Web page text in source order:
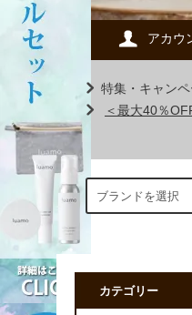
アカウ
特集・キャン
＜最大40％
カテゴリー